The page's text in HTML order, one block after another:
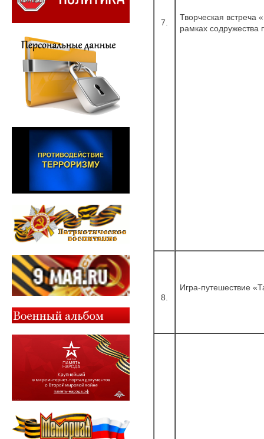
7.
Творческая встреча
рамках содружества
8.
Игра-путешествие